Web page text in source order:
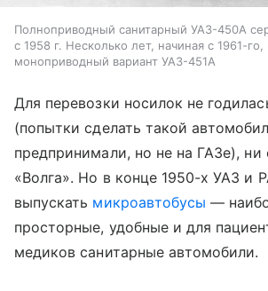
Полноприводный санитарный УАЗ-450А
с 1958 г. Несколько лет, начиная с 1961-
моноприводный вариант УАЗ-451А
Для перевозки носилок не
(попытки сделать такой
предпринимали, но не на ГАЗе), ни
«Волга». Но в конце 1950-х УАЗ и
выпускать микроавтобусы —
просторные, удобные и для
медиков санитарные автомобили.